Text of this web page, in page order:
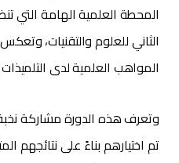
المحطة العلمية الهامة التي
الثاني للعلوم والتقنيات،
المواهب العلمية لدى التلميذات
وتعرف هذه الدورة مشاركة
تم اختيارهم بناءً على نتائجهم